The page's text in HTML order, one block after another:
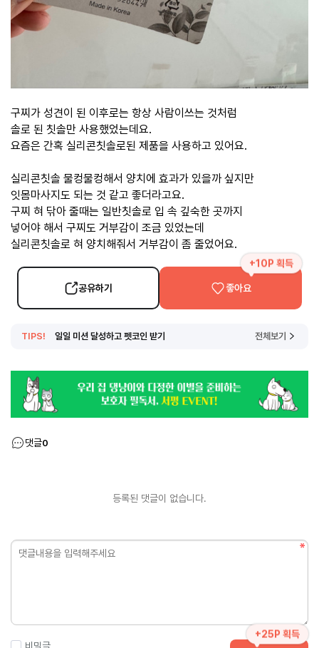
구찌가 성견이 된 이후로는 항상 사람이쓰는 것처럼
솔로 된 칫솔만 사용했었는데요.
요즘은 간혹 실리콘칫솔로된 제품을 사용하고 있어요.
실리콘칫솔 물컹물컹해서 양치에 효과가 있을까 싶지만
잇몸마사지도 되는 것 같고 좋더라고요.
구찌 혀 닦아 줄때는 일반칫솔로 입 속 깊숙한 곳까지
넣어야 해서 구찌도 거부감이 조금 있었는데
실리콘칫솔로 혀 양치해줘서 거부감이 좀 줄었어요.
공유하기
+10P 획득
좋아요
TIPS! 일일 미션 달성하고 펫코인 받기 전체보기
댓글0
등록된 댓글이 없습니다.
+25P 획득